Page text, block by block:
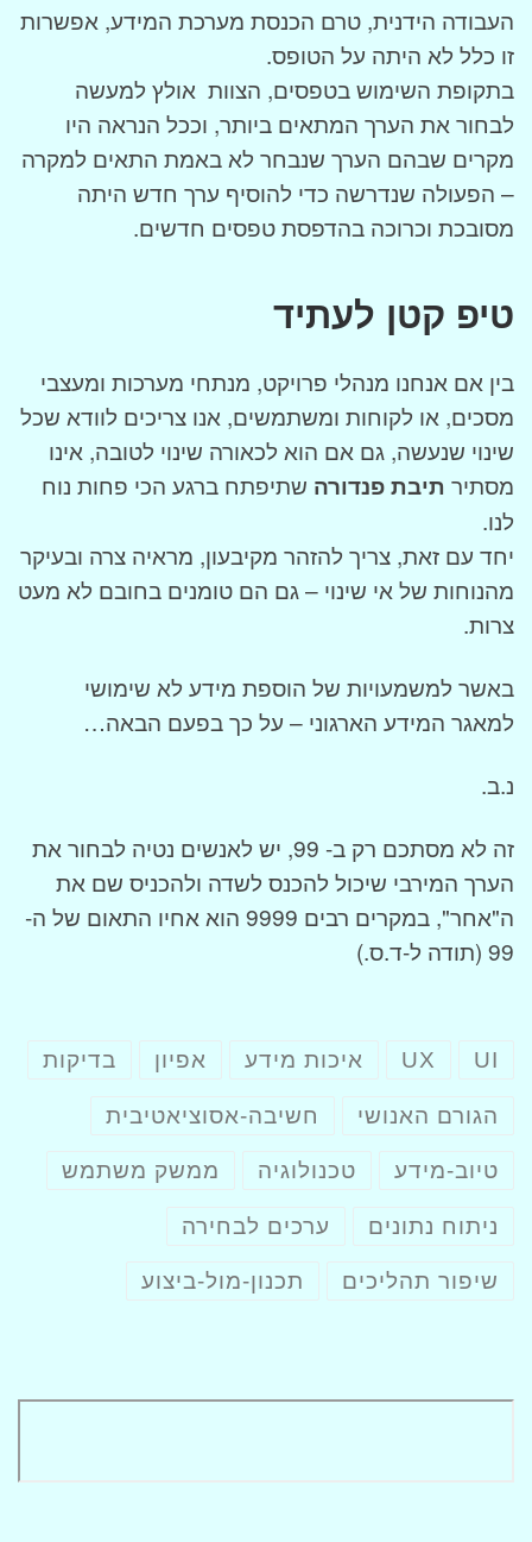
העבודה הידנית, טרם הכנסת מערכת המידע, אפשרות
זו כלל לא היתה על הטופס.
בתקופת השימוש בטפסים, הצוות אולץ למעשה
לבחור את הערך המתאים ביותר, וככל הנראה היו
מקרים שבהם הערך שנבחר לא באמת התאים למקרה
– הפעולה שנדרשה כדי להוסיף ערך חדש היתה
מסובכת וכרוכה בהדפסת טפסים חדשים.
טיפ קטן לעתיד
בין אם אנחנו מנהלי פרויקט, מנתחי מערכות ומעצבי
מסכים, או לקוחות ומשתמשים, אנו צריכים לוודא שכל
שינוי שנעשה, גם אם הוא לכאורה שינוי לטובה, אינו
מסתיר תיבת פנדורה שתיפתח ברגע הכי פחות נוח
לנו.
יחד עם זאת, צריך להזהר מקיבעון, מראיה צרה ובעיקר
מהנוחות של אי שינוי – גם הם טומנים בחובם לא מעט
צרות.
באשר למשמעויות של הוספת מידע לא שימושי
למאגר המידע הארגוני – על כך בפעם הבאה…
נ.ב.
זה לא מסתכם רק ב- 99, יש לאנשים נטיה לבחור את
הערך המירבי שיכול להכנס לשדה ולהכניס שם את
ה"אחר", במקרים רבים 9999 הוא אחיו התאום של ה-
99 (תודה ל-ד.ס.)
UI
UX איכות מידע אפיון בדיקות
הגורם האנושי חשיבה-אסוציאטיבית
טיוב-מידע טכנולוגיה ממשק משתמש
ניתוח נתונים ערכים לבחירה
שיפור תהליכים תכנון-מול-ביצוע